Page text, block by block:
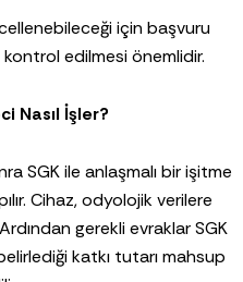
için başvuru
edilmesi önemlidir.
Nasıl İşler?
SGK ile anlaşmalı bir işitme
Cihaz, odyolojik verilere
gerekli evraklar SGK
katkı tutarı mahsup